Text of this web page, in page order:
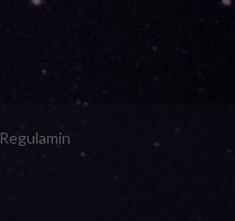
Regulamin